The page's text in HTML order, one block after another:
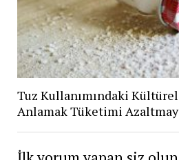
Tuz Kullanımındaki Kültürel
Anlamak Tüketimi